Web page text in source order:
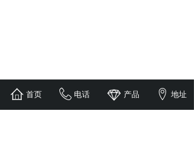
首页 电话 产品 地址